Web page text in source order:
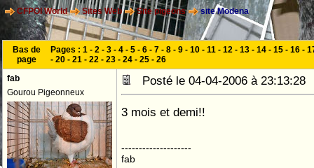
CFPOI World Sites Web Site pigeons site Modena
Bas de
page
Pages : 1 - 2 - 3 - 4 - 5 - 6 - 7 - 8 - 9 - 10 - 11 - 12 - 13 - 14 - 15 - 16 -
- 20 - 21 - 22 - 23 - 24 - 25 - 26
fab
Gourou Pigeonneux
Posté le 04-04-2006 à
3 mois et demi!!
--------------------
fab